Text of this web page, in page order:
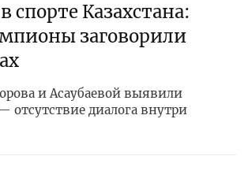
спорте Казахстана:
заговорили
и Асаубаевой выявили
отсутствие диалога внутри